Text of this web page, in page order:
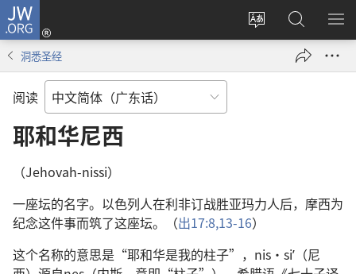
JW.ORG
更
登
录
（打
搜
索
JW.ORG
显
洞悉圣经
阅读
耶和华尼西
（Jehovah-nissi）
一座坛的名字。以色列人在利非订战胜亚玛力人后，摩西为
纪念这件事而筑了这座坛。（出17:8,13-16）
这个名称的意思是“耶和华是我的柱子”，nis·siʹ（尼